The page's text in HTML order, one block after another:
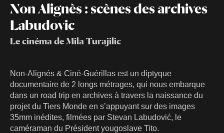
Non Alignès : scènes des archives
Labudovic
Le cinéma de Mila Turajilic
Non-Alignés & Ciné-Guérillas est un diptyque
documentaire de 2 longs métrages, qui nous embarque
dans un road trip en archives à travers la naissance du
projet du Tiers Monde en s’appuyant sur des images
35mm inédites, filmées par Stevan Labudović, le
caméraman du Président yougoslave Tito.